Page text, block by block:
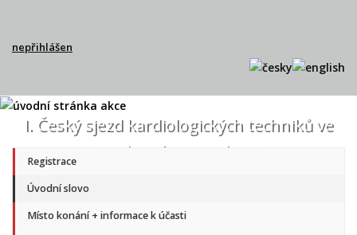
nepřihlášen
I. Český sjezd kardiologických techniků ve
spolupráci s Kardio35
Registrace
Úvodní slovo
Místo konání + informace k účasti